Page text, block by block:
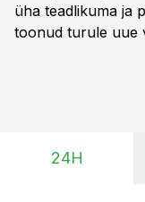
üha teadlikuma ja
toonud turule uue
24H